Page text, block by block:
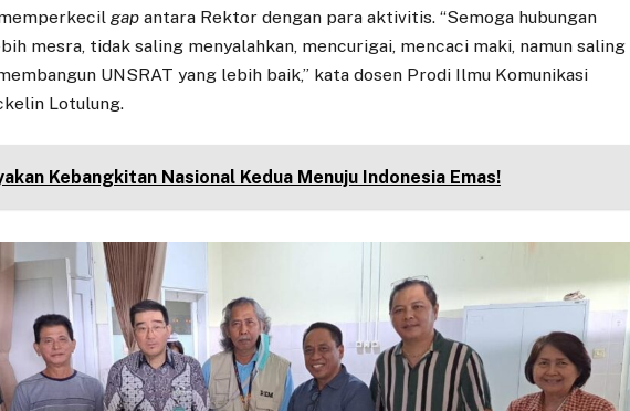
gap antara Rektor dengan para aktivitis. “Semoga hubungan
mesra, tidak saling menyalahkan, mencurigai, mencaci maki, namun saling
UNSRAT yang lebih baik,” kata dosen Prodi Ilmu Komunikasi
Lotulung.
Kebangkitan Nasional Kedua Menuju Indonesia Emas!